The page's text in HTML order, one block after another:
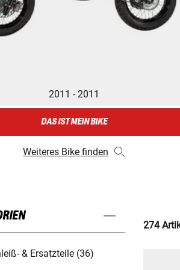
2011 - 2011
DAS IST MEIN BIKE
Weiteres Bike finden
& Ersatzteile (36)
274